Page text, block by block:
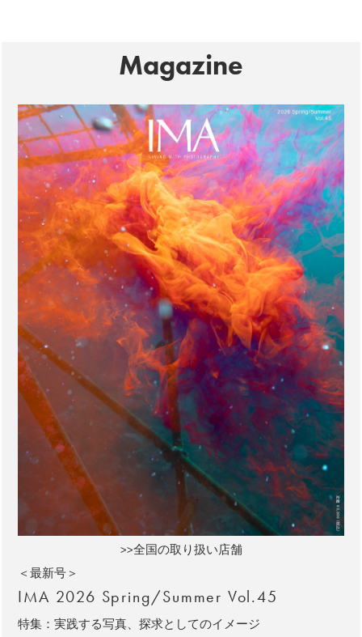
Magazine
>>全国の取り扱い店舗
＜最新号＞
IMA 2026 Spring/Summer Vol.45
特集：実践する写真、探求としてのイメージ